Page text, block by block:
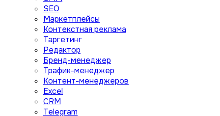
SEO
Маркетплейсы
Контекстная реклама
Таргетинг
Редактор
Бренд-менеджер
Трафик-менеджер
Контент-менеджеров
Excel
CRM
Telegram